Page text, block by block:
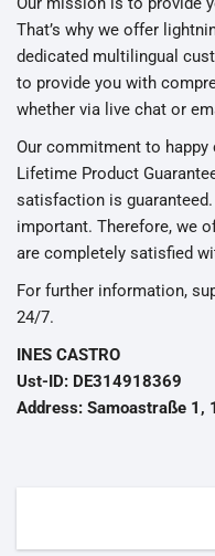
That’s why we offer
dedicated multilingual
to provide you with
whether via live chat or
Our commitment to
Lifetime Product
satisfaction is
important. Therefore, we
are completely satisfied
For further information,
24/7.
INES CASTRO
Ust-ID: DE314918369
Address: Samoastraße 1,